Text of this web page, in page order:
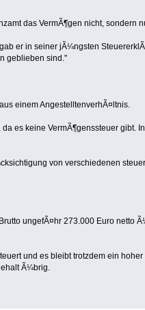
das VermÃ¶gen nicht, sondern
er in seiner jÃ¼ngsten
geblieben sind."
einem AngestelltenverhÃ¤ltnis.
es keine VermÃ¶genssteuer gibt.
von verschiedenen
ungefÃ¤hr 273.000 Euro netto
und es bleibt trotzdem ein
Ã¼brig.